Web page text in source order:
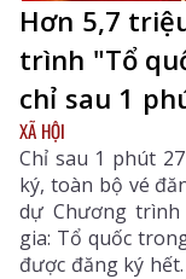
Hơn 5,7
trình "Tổ
chỉ sau 1
XÃ HỘI
Chỉ sau 1 phút
ký, toàn bộ vé
dự Chương
gia: Tổ quốc
được đăng ký hết.